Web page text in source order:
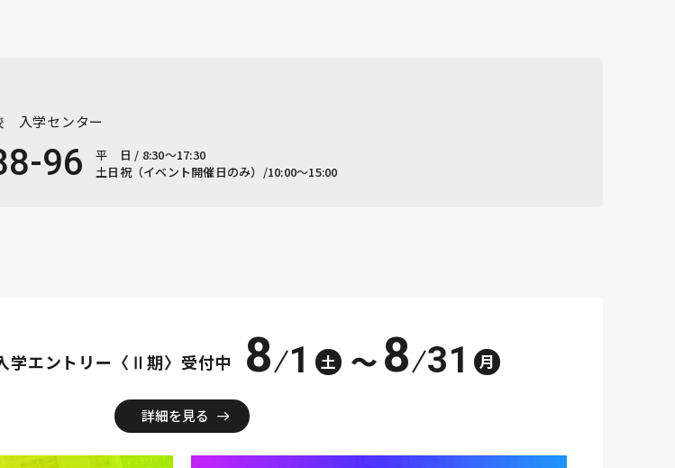
入学センター
96
平 日 / 8:30～17:30
土日祝（イベント開催日のみ）/10:00～15:00
学エントリー〈Ⅱ期〉受付中 8 1 土 ～ 8 31 月
詳細を見る